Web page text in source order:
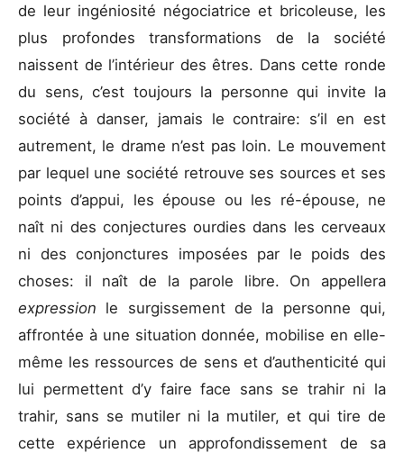
de leur ingéniosité négociatrice et bricoleuse, les
plus profondes transformations de la société
naissent de l’intérieur des êtres. Dans cette ronde
du sens, c’est toujours la personne qui invite la
société à danser, jamais le contraire: s’il en est
autrement, le drame n’est pas loin. Le mouvement
par lequel une société retrouve ses sources et ses
points d’appui, les épouse ou les ré-épouse, ne
naît ni des conjectures ourdies dans les cerveaux
ni des conjonctures imposées par le poids des
choses: il naît de la parole libre. On appellera
expression le surgissement de la personne qui,
affrontée à une situation donnée, mobilise en elle-
même les ressources de sens et d’authenticité qui
lui permettent d’y faire face sans se trahir ni la
trahir, sans se mutiler ni la mutiler, et qui tire de
cette expérience un approfondissement de sa